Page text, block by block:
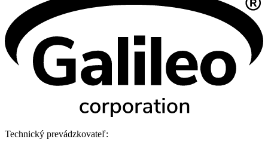
Technický prevádzkovateľ: